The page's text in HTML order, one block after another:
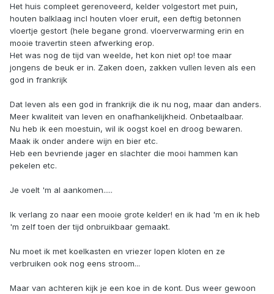
Het huis compleet gerenoveerd, kelder volgestort met puin,
houten balklaag incl houten vloer eruit, een deftig betonnen
vloertje gestort (hele begane grond. vloerverwarming erin en
mooie travertin steen afwerking erop.
Het was nog de tijd van weelde, het kon niet op! toe maar
jongens de beuk er in. Zaken doen, zakken vullen leven als een
god in frankrijk
Dat leven als een god in frankrijk die ik nu nog, maar dan anders.
Meer kwaliteit van leven en onafhankelijkheid. Onbetaalbaar.
Nu heb ik een moestuin, wil ik oogst koel en droog bewaren.
Maak ik onder andere wijn en bier etc.
Heb een bevriende jager en slachter die mooi hammen kan
pekelen etc.
Je voelt 'm al aankomen.....
Ik verlang zo naar een mooie grote kelder! en ik had 'm en ik heb
'm zelf toen der tijd onbruikbaar gemaakt.
Nu moet ik met koelkasten en vriezer lopen kloten en ze
verbruiken ook nog eens stroom...
Maar van achteren kijk je een koe in de kont. Dus weer gewoon